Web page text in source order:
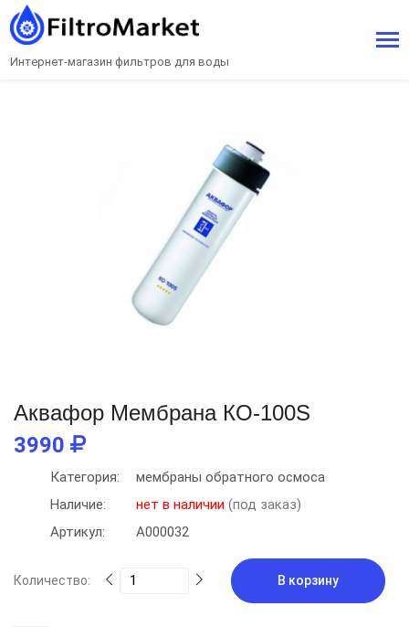
Интернет-магазин фильтров для воды
Аквафор Мембрана КO-100S
3990
Категория:
мембраны обратного осмоса
Наличие:
нет в наличии (под заказ)
Артикул:
А000032
Количество: В корзину